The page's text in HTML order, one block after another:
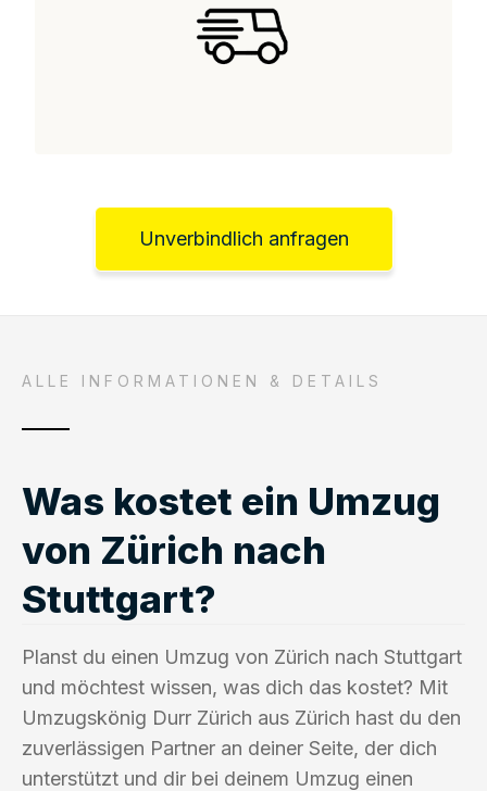
Unverbindlich anfragen
ALLE INFORMATIONEN & DETAILS
Was kostet ein Umzug
von Zürich nach
Stuttgart?
Planst du einen Umzug von Zürich nach Stuttgart
und möchtest wissen, was dich das kostet? Mit
Umzugskönig Durr Zürich aus Zürich hast du den
zuverlässigen Partner an deiner Seite, der dich
unterstützt und dir bei deinem Umzug einen